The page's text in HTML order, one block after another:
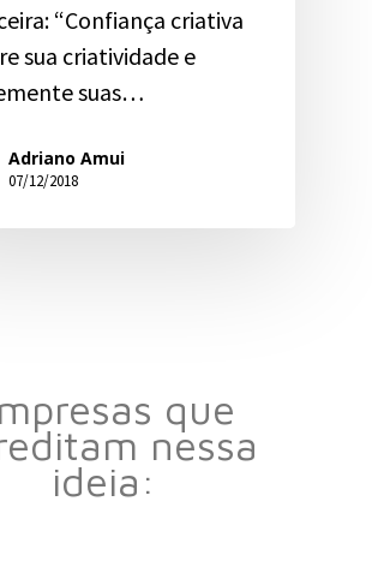
“Confiança criativa
sua criatividade e
suas…
Adriano Amui
07/12/2018
que
nessa
ideia: